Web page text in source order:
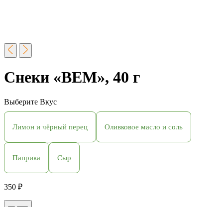
Снеки «BEM», 40 г
Выберите Вкус
Лимон и чёрный перец Оливковое масло и соль
Паприка Сыр
350 ₽